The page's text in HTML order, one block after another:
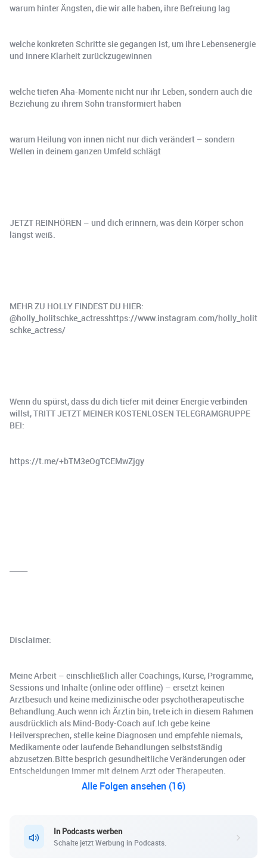
warum hinter Ängsten, die wir alle haben, ihre Befreiung lag
welche konkreten Schritte sie gegangen ist, um ihre Lebensenergie
und innere Klarheit zurückzugewinnen
welche tiefen Aha-Momente nicht nur ihr Leben, sondern auch die
Beziehung zu ihrem Sohn transformiert haben
warum Heilung von innen nicht nur dich verändert – sondern
Wellen in deinem ganzen Umfeld schlägt
JETZT REINHÖREN – und dich erinnern, was dein Körper schon
längst weiß.
MEHR ZU HOLLY FINDEST DU HIER:
@holly_holitschke_actresshttps://www.instagram.com/holly_holit
schke_actress/
Wenn du spürst, dass du dich tiefer mit deiner Energie verbinden
willst, TRITT JETZT MEINER KOSTENLOSEN TELEGRAMGRUPPE
BEI:
https://t.me/+bTM3eOgTCEMwZjgy
Disclaimer:
Meine Arbeit – einschließlich aller Coachings, Kurse, Programme,
Sessions und Inhalte (online oder offline) – ersetzt keinen
Arztbesuch und keine medizinische oder psychotherapeutische
Behandlung.Auch wenn ich Ärztin bin, trete ich in diesem Rahmen
ausdrücklich als Mind-Body-Coach auf.Ich gebe keine
Heilversprechen, stelle keine Diagnosen und empfehle niemals,
Medikamente oder laufende Behandlungen selbstständig
abzusetzen.Bitte besprich gesundheitliche Veränderungen oder
Entscheidungen immer mit deinem Arzt oder Therapeuten.
Alle Folgen ansehen (16)
In Podcasts werben
Schalte jetzt Werbung in Podcasts.